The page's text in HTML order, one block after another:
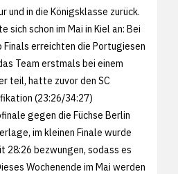
und in die Königsklasse zurück.
schon im Mai in Kiel an: Bei
Finals erreichten die Portugiesen
Team erstmals bei einem
teil, hatte zuvor den SC
(23:26/34:27)
gegen die Füchse Berlin
im kleinen Finale wurde
28:26 bezwungen, sodass es
Wochenende im Mai werden